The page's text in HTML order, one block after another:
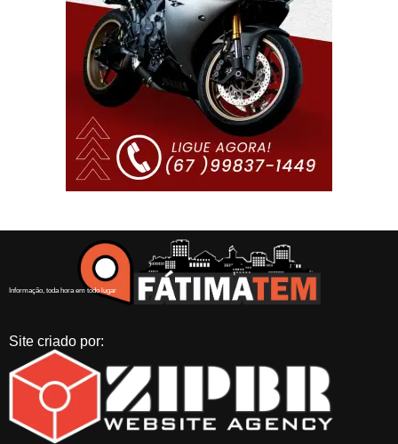
Informação, toda hora em todo lugar
Site criado por: